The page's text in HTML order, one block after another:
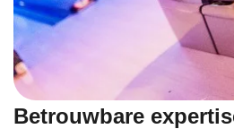
Betrouwbare